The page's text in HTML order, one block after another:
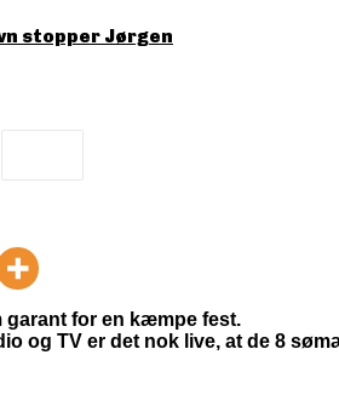
stopper Jørgen
for en kæmpe fest.
og TV er det nok live, at de 8